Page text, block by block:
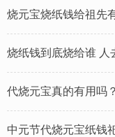
烧元宝烧纸钱给祖先
烧纸钱到底烧给谁 人
代烧元宝真的有用吗
中元节代烧元宝纸钱